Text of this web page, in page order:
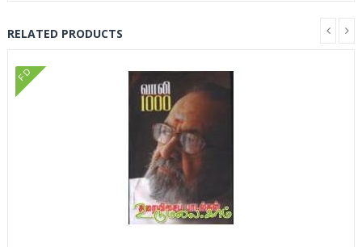
RELATED PRODUCTS
FD